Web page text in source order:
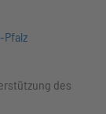
Pfalz
des